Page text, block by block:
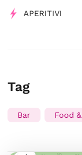
APERITIVI
Tag
Bar Food